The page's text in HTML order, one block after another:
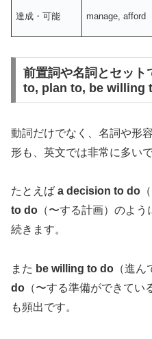
達成・可能 manage, afford
前置詞や名詞とセッ
to, plan to, be willing
動詞だけでなく、名詞や形
形も、英文では非常に多いで
たとえば a decision to do
to do （〜する計画）のよ
続きます。
また be willing to do （進
do （〜する準備ができて
も頻出です。